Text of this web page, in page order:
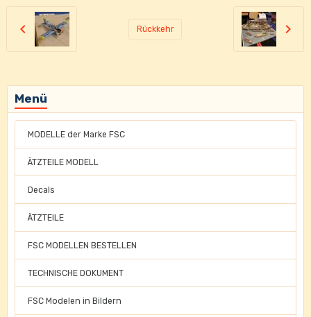
Rückkehr
Menü
MODELLE der Marke FSC
ÄTZTEILE MODELL
Decals
ÄTZTEILE
FSC MODELLEN BESTELLEN
TECHNISCHE DOKUMENT
FSC Modelen in Bildern